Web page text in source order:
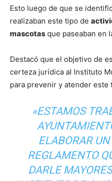
Esto luego de que se
realizaban este tipo de
mascotas que paseaban en
Destacó que el objetivo de
certeza jurídica al Instituto
para prevenir y atender este
«ESTAMOS
ELABORAR
REGLAMENTO
DARLE